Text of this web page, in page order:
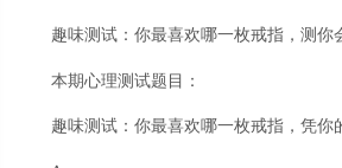
趣味测试：你最喜欢哪一枚戒指，测你
本期心理测试题目：
趣味测试：你最喜欢哪一枚戒指，凭你